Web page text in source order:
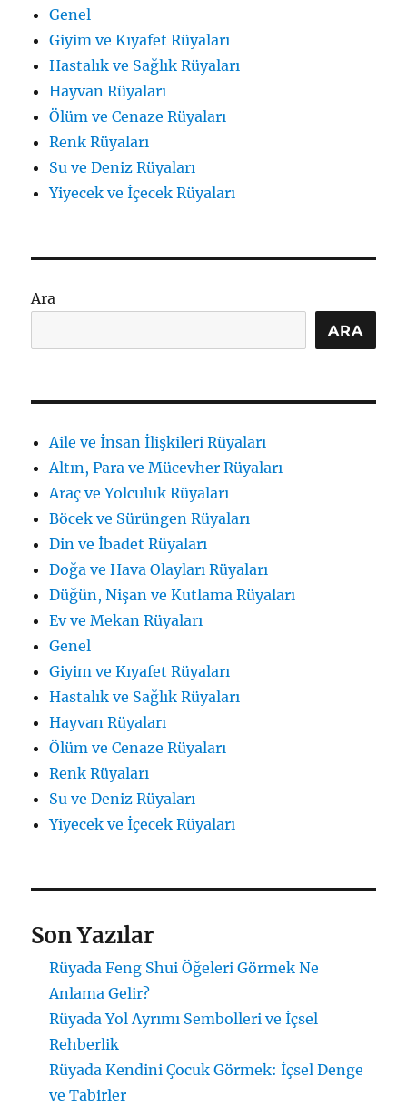
Genel
Giyim ve Kıyafet Rüyaları
Hastalık ve Sağlık Rüyaları
Hayvan Rüyaları
Ölüm ve Cenaze Rüyaları
Renk Rüyaları
Su ve Deniz Rüyaları
Yiyecek ve İçecek Rüyaları
Ara
ARA
Aile ve İnsan İlişkileri Rüyaları
Altın, Para ve Mücevher Rüyaları
Araç ve Yolculuk Rüyaları
Böcek ve Sürüngen Rüyaları
Din ve İbadet Rüyaları
Doğa ve Hava Olayları Rüyaları
Düğün, Nişan ve Kutlama Rüyaları
Ev ve Mekan Rüyaları
Genel
Giyim ve Kıyafet Rüyaları
Hastalık ve Sağlık Rüyaları
Hayvan Rüyaları
Ölüm ve Cenaze Rüyaları
Renk Rüyaları
Su ve Deniz Rüyaları
Yiyecek ve İçecek Rüyaları
Son Yazılar
Rüyada Feng Shui Öğeleri Görmek Ne
Anlama Gelir?
Rüyada Yol Ayrımı Sembolleri ve İçsel
Rehberlik
Rüyada Kendini Çocuk Görmek: İçsel Denge
ve Tabirler